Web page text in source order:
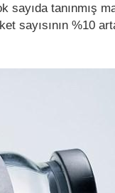
sayıda tanınmış
sayısının %10